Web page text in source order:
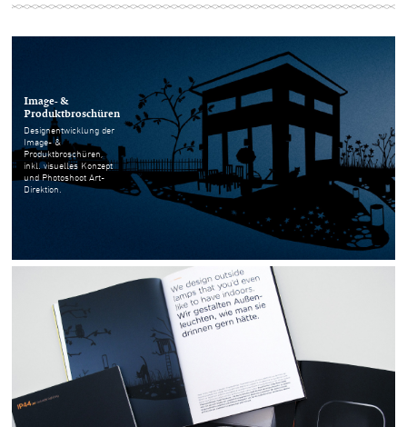
Image- &
Produktbroschüren
Designentwicklung der
Image- &
Produktbroschüren,
inkl. visuelles Konzept
und Photoshoot Art-
Direktion.